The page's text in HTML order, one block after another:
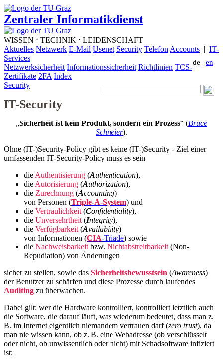
Zentraler Informatikdienst
WISSEN ⋅ TECHNIK ⋅ LEIDENSCHAFT
Aktuelles Netzwerk E-Mail Usenet Security Telefon Accounts | IT-
Services
de | en
Netzwerksicherheit Informationssicherheit Richtlinien TCS-
Zertifikate 2FA Index
Security
IT-Security
„Sicherheit ist kein Produkt, sondern ein Prozess“ (Bruce
Schneier).
Ohne (IT-)Security-Policy gibt es keine (IT-)Security - Ziel einer
umfassenden IT-Security-Policy muss es sein
die Authentisierung (Authentication),
die Autorisierung (Authorization),
die Zurechnung (Accounting)
von Personen (Triple-A-System) und
die Vertraulichkeit (Confidentiality),
die Unversehrtheit (Integrity),
die Verfügbarkeit (Availability)
von Informationen (CIA-Triade) sowie
die Nachweisbarkeit bzw. Nichtabstreitbarkeit (Non-
Repudiation) von Änderungen
sicher zu stellen, sowie das Sicherheitsbewusstsein (Awareness)
der Benutzer zu schärfen und diese Prozesse durch laufendes
Auditing zu überwachen.
Dabei gilt: wer die Hardware kontrolliert, kontrolliert letztlich auch
die Software, die darauf läuft, was wiederum bedeutet, dass man z.
B. im Internet eigentlich niemandem vertrauen darf (zero trust), da
man nie wissen kann, ob z. B. eine Webadresse (ob verschlüsselt
oder nicht, ob unwissentlich oder nicht) mit Schadsoftware infiziert
ist: